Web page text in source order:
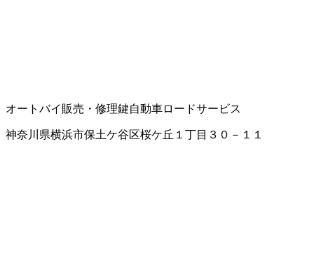
オートバイ販売・修理鍵自動車ロードサービス
神奈川県横浜市保土ケ谷区桜ケ丘１丁目３０－１１